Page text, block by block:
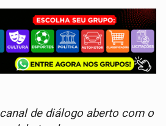
de diálogo aberto com o